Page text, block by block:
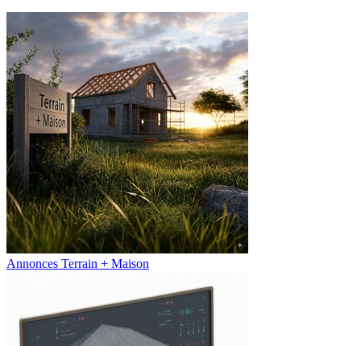
Annonces Terrain + Maison